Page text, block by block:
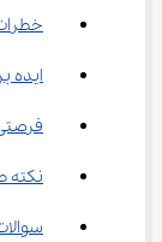
خطرات بی‌ برنامگی در
ایده
نکته